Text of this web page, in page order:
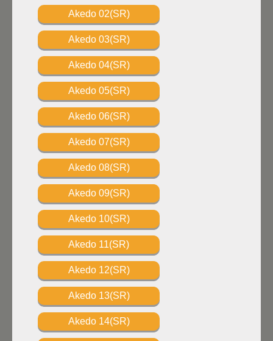
Akedo 02(SR)
Akedo 03(SR)
Akedo 04(SR)
Akedo 05(SR)
Akedo 06(SR)
Akedo 07(SR)
Akedo 08(SR)
Akedo 09(SR)
Akedo 10(SR)
Akedo 11(SR)
Akedo 12(SR)
Akedo 13(SR)
Akedo 14(SR)